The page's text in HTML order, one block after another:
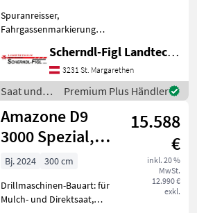
Spuranreisser,
Fahrgassenmarkierung
Fahrgassenmarkierung am
Exaktstriegel mit
Hydraulikteilen Saat und
Pflege Drillmaschinen
Scherndl-Figl Landtechnik
3231 St. Margarethen
Saat und
Pflege /
Amazone
Premium Plus Händler
Amazone D9
3000 Spezial,
Scheibenschar
15.588
€
inkl. 20 %
MwSt.
12.990 €
exkl.
Bj. 2024
300 cm
Drillmaschinen-Bauart: für
Mulch- und Direktsaat,